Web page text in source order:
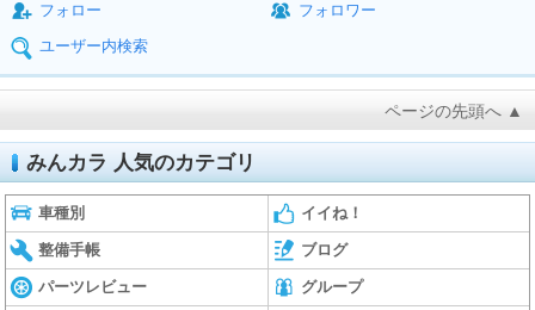
フォロー
フォロワー
ユーザー内検索
ページの先頭へ ▲
みんカラ 人気のカテゴリ
車種別 イイね！
整備手帳 ブログ
パーツレビュー グループ